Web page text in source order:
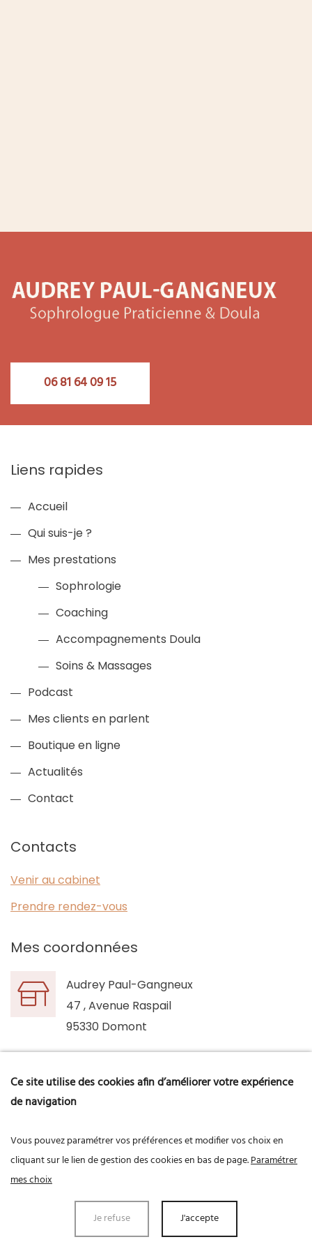
06 81 64 09 15
Liens rapides
Accueil
Qui suis-je ?
Mes prestations
Sophrologie
Coaching
Accompagnements Doula
Soins & Massages
Podcast
Mes clients en parlent
Boutique en ligne
Actualités
Contact
Contacts
Venir au cabinet
Prendre rendez-vous
Mes coordonnées
Audrey Paul-Gangneux
47 , Avenue Raspail
95330 Domont
Du Lundi au vendredi de 9h00 à 19h30
Données personnelles Mentions légales
Ce site utilise des cookies afin d’améliorer votre expérience
de navigation
Vous pouvez paramétrer vos préférences et modifier vos choix en
cliquant sur le lien de gestion des cookies en bas de page.Paramétrer
mes choix
Je refuse J'accepte